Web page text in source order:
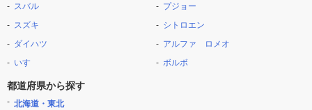
スバル
スズキ
ダイハツ
いすゞ
プジョー
シトロエン
アルファ ロメオ
ボルボ
都道府県から探す
北海道・東北